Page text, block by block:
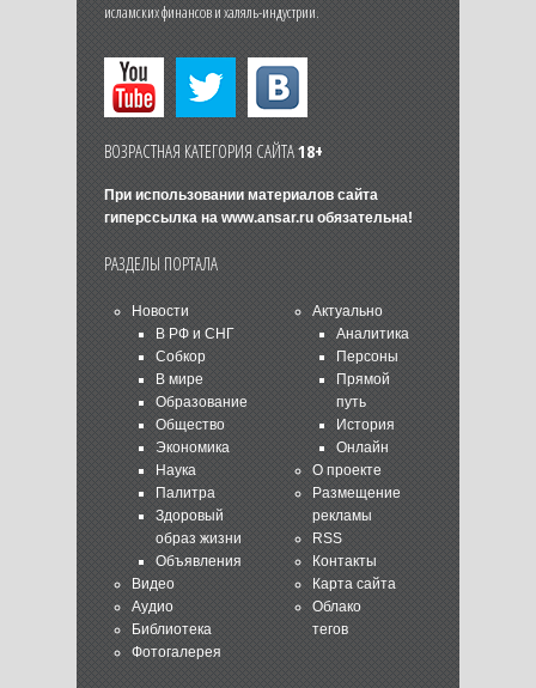
исламских финансов и халяль-индустрии.
ВОЗРАСТНАЯ КАТЕГОРИЯ САЙТА18+
При использовании материалов сайта
гиперссылка на www.ansar.ruобязательна!
РАЗДЕЛЫ ПОРТАЛА
Новости
В РФ и СНГ
Собкор
В мире
Образование
Общество
Экономика
Наука
Палитра
Здоровый
образ жизни
Объявления
Видео
Аудио
Библиотека
Фотогалерея
Актуально
Аналитика
Персоны
Прямой
путь
История
Онлайн
О проекте
Размещение
рекламы
RSS
Контакты
Карта сайта
Облако
тегов